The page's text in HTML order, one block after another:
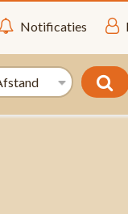
Notificaties